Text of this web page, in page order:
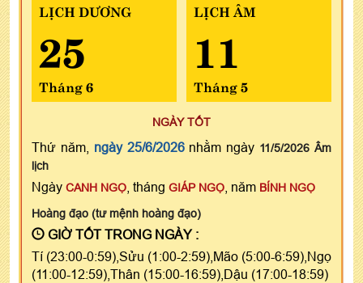
LỊCH DƯƠNG
25
Tháng 6
LỊCH ÂM
11
Tháng 5
NGÀY TỐT
Thứ năm, ngày 25/6/2026nhằm ngày 11/5/2026 Âm
lịch
Ngày CANH NGỌ , tháng GIÁP NGỌ , năm BÍNH NGỌ
Hoàng đạo (tư mệnh hoàng đạo)
GIỜ TỐT TRONG NGÀY :
Tí (23:00-0:59),Sửu (1:00-2:59),Mão (5:00-6:59),Ngọ
(11:00-12:59),Thân (15:00-16:59),Dậu (17:00-18:59)